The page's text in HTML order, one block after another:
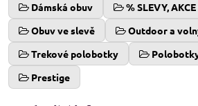
Dámská obuv
% SLEVY,
Obuv ve slevě
Outdoor a
Trekové polobotky
Prestige